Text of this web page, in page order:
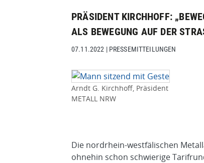
PRÄSIDENT KIRCHHOFF:
ALS BEWEGUNG AUF DER
07.11.2022 | PRESSEMITTEILUNGEN
Arndt G. Kirchhoff, Präsident
METALL NRW
Die nordrhein-westfälischen
ohnehin schon schwierige